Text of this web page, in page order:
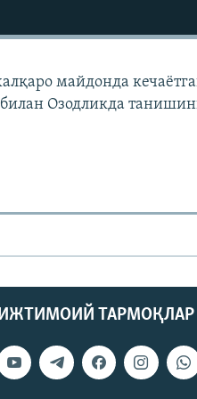
майдонда
билан Озодликда
ТАРМОҚЛАР